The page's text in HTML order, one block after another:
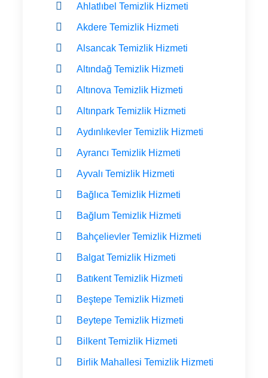
Ahlatlıbel Temizlik Hizmeti
Akdere Temizlik Hizmeti
Alsancak Temizlik Hizmeti
Altındağ Temizlik Hizmeti
Altınova Temizlik Hizmeti
Altınpark Temizlik Hizmeti
Aydınlıkevler Temizlik Hizmeti
Ayrancı Temizlik Hizmeti
Ayvalı Temizlik Hizmeti
Bağlıca Temizlik Hizmeti
Bağlum Temizlik Hizmeti
Bahçelievler Temizlik Hizmeti
Balgat Temizlik Hizmeti
Batıkent Temizlik Hizmeti
Beştepe Temizlik Hizmeti
Beytepe Temizlik Hizmeti
Bilkent Temizlik Hizmeti
Birlik Mahallesi Temizlik Hizmeti